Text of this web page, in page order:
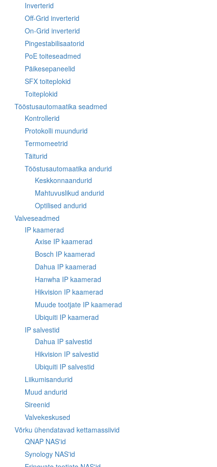
Inverterid
Off-Grid inverterid
On-Grid inverterid
Pingestabilisaatorid
PoE toiteseadmed
Päikesepaneelid
SFX toiteplokid
Toiteplokid
Tööstusautomaatika seadmed
Kontrollerid
Protokolli muundurid
Termomeetrid
Täiturid
Tööstusautomaatika andurid
Keskkonnaandurid
Mahtuvuslikud andurid
Optilised andurid
Valveseadmed
IP kaamerad
Axise IP kaamerad
Bosch IP kaamerad
Dahua IP kaamerad
Hanwha IP kaamerad
Hikvision IP kaamerad
Muude tootjate IP kaamerad
Ubiquiti IP kaamerad
IP salvestid
Dahua IP salvestid
Hikvision IP salvestid
Ubiquiti IP salvestid
Liikumisandurid
Muud andurid
Sireenid
Valvekeskused
Võrku ühendatavad kettamassiivid
QNAP NAS'id
Synology NAS'id